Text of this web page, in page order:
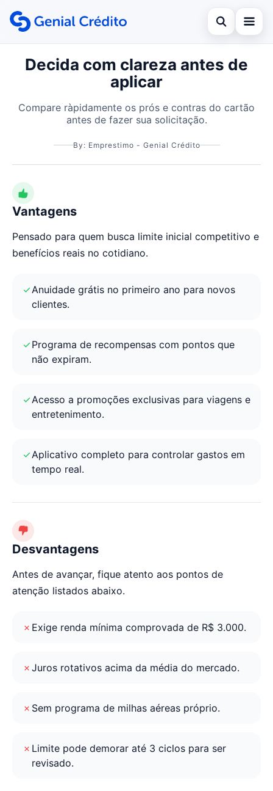
Open search
Início
Financiamento
Cartão de Crédito
Search the site
Search for:
Decida com clareza antes de
aplicar
Compare ràpidamente os prós e contras do cartão
antes de fazer sua solicitação.
By: Emprestimo - Genial Crédito
Vantagens
Pensado para quem busca limite inicial competitivo e
benefícios reais no cotidiano.
Anuidade grátis no primeiro ano para novos
clientes.
Programa de recompensas com pontos que
não expiram.
Acesso a promoções exclusivas para viagens e
entretenimento.
Aplicativo completo para controlar gastos em
tempo real.
Desvantagens
Antes de avançar, fique atento aos pontos de
atenção listados abaixo.
Exige renda mínima comprovada de R$ 3.000.
Juros rotativos acima da média do mercado.
Sem programa de milhas aéreas próprio.
Limite pode demorar até 3 ciclos para ser
revisado.